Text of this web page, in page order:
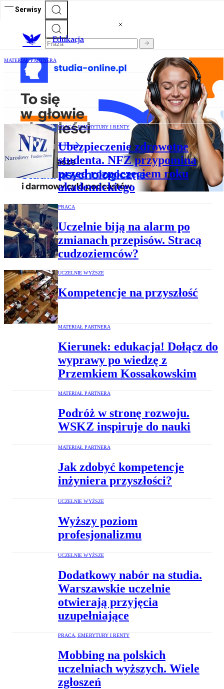
Serwisy
Edukacja
MATERIAŁ PARTNERA
To się w głowie nie mieści! Podróżuj w
głąb ludzkiego umysłu dzięki studiom
psychologicznym
PRACA, EMERYTURY I RENTY
Ubezpieczenie zdrowotne
studenta. NFZ przypomina
przed rozpoczęciem roku
akademickiego
PRACA
Uczelnie biją na alarm po
zmianach przepisów. Stracą
cudzoziemców?
UCZELNIE WYŻSZE
Kompetencje na przyszłość
MATERIAŁ PARTNERA
Kierunek: edukacja! Dołącz do
wyprawy po wiedzę z
Przemkiem Kossakowskim
MATERIAŁ PARTNERA
Podróż w stronę rozwoju.
WSKZ inspiruje do nauki
MATERIAŁ PARTNERA
Jak zdobyć kompetencje
inżyniera przyszłości?
UCZELNIE WYŻSZE
Wyższy poziom
profesjonalizmu
UCZELNIE WYŻSZE
Dodatkowy nabór na studia.
Warszawskie uczelnie
otwierają przyjęcia
uzupełniające
PRACA, EMERYTURY I RENTY
Mobbing na polskich
uczelniach wyższych. Wiele
zgłoszeń